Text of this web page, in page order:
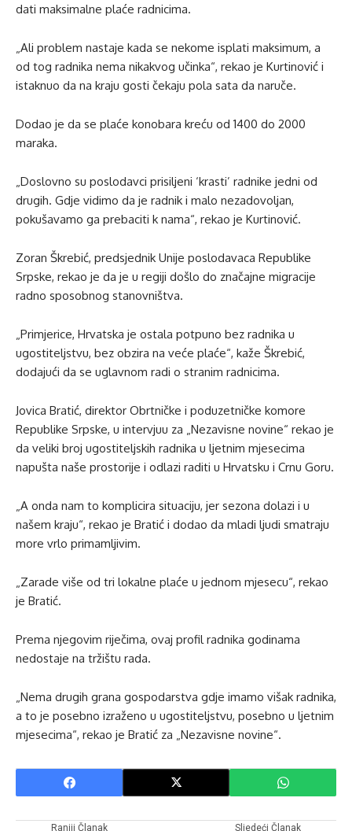
dati maksimalne plaće radnicima.
„Ali problem nastaje kada se nekome isplati maksimum, a
od tog radnika nema nikakvog učinka“, rekao je Kurtinović i
istaknuo da na kraju gosti čekaju pola sata da naruče.
Dodao je da se plaće konobara kreću od 1400 do 2000
maraka.
„Doslovno su poslodavci prisiljeni ‘krasti’ radnike jedni od
drugih. Gdje vidimo da je radnik i malo nezadovoljan,
pokušavamo ga prebaciti k nama“, rekao je Kurtinović.
Zoran Škrebić, predsjednik Unije poslodavaca Republike
Srpske, rekao je da je u regiji došlo do značajne migracije
radno sposobnog stanovništva.
„Primjerice, Hrvatska je ostala potpuno bez radnika u
ugostiteljstvu, bez obzira na veće plaće“, kaže Škrebić,
dodajući da se uglavnom radi o stranim radnicima.
Jovica Bratić, direktor Obrtničke i poduzetničke komore
Republike Srpske, u intervjuu za „Nezavisne novine“ rekao je
da veliki broj ugostiteljskih radnika u ljetnim mjesecima
napušta naše prostorije i odlazi raditi u Hrvatsku i Crnu Goru.
„A onda nam to komplicira situaciju, jer sezona dolazi i u
našem kraju“, rekao je Bratić i dodao da mladi ljudi smatraju
more vrlo primamljivim.
„Zarade više od tri lokalne plaće u jednom mjesecu“, rekao
je Bratić.
Prema njegovim riječima, ovaj profil radnika godinama
nedostaje na tržištu rada.
„Nema drugih grana gospodarstva gdje imamo višak radnika,
a to je posebno izraženo u ugostiteljstvu, posebno u ljetnim
mjesecima“, rekao je Bratić za „Nezavisne novine“.
Raniji Članak Sljedeći Članak